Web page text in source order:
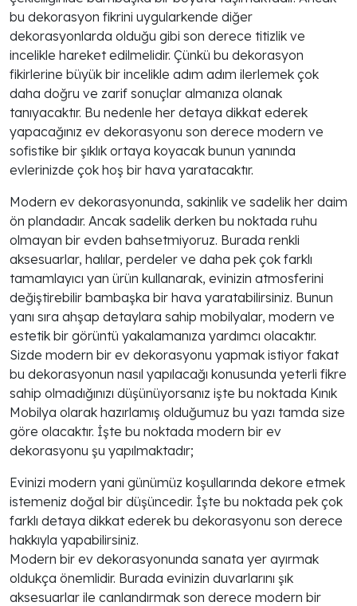
bu dekorasyon fikrini uygularkende diğer
dekorasyonlarda olduğu gibi son derece titizlik ve
incelikle hareket edilmelidir. Çünkü bu dekorasyon
fikirlerine büyük bir incelikle adım adım ilerlemek çok
daha doğru ve zarif sonuçlar almanıza olanak
tanıyacaktır. Bu nedenle her detaya dikkat ederek
yapacağınız ev dekorasyonu son derece modern ve
sofistike bir şıklık ortaya koyacak bunun yanında
evlerinizde çok hoş bir hava yaratacaktır.
Modern ev dekorasyonunda, sakinlik ve sadelik her daim
ön plandadır. Ancak sadelik derken bu noktada ruhu
olmayan bir evden bahsetmiyoruz. Burada renkli
aksesuarlar, halılar, perdeler ve daha pek çok farklı
tamamlayıcı yan ürün kullanarak, evinizin atmosferini
değiştirebilir bambaşka bir hava yaratabilirsiniz. Bunun
yanı sıra ahşap detaylara sahip mobilyalar, modern ve
estetik bir görüntü yakalamanıza yardımcı olacaktır.
Sizde modern bir ev dekorasyonu yapmak istiyor fakat
bu dekorasyonun nasıl yapılacağı konusunda yeterli fikre
sahip olmadığınızı düşünüyorsanız işte bu noktada Kınık
Mobilya olarak hazırlamış olduğumuz bu yazı tamda size
göre olacaktır. İşte bu noktada modern bir ev
dekorasyonu şu yapılmaktadır;
Evinizi modern yani günümüz koşullarında dekore etmek
istemeniz doğal bir düşüncedir. İşte bu noktada pek çok
farklı detaya dikkat ederek bu dekorasyonu son derece
hakkıyla yapabilirsiniz.
Modern bir ev dekorasyonunda sanata yer ayırmak
oldukça önemlidir. Burada evinizin duvarlarını şık
aksesuarlar ile canlandırmak son derece modern bir